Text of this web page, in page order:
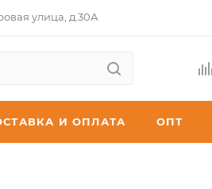
улица, д.30А
И ОПЛАТА ОПТ